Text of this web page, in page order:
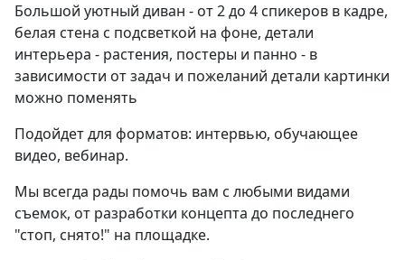
Большой уютный диван - от 2 до 4 спикеров в кадре,
белая стена с подсветкой на фоне, детали
интерьера - растения, постеры и панно - в
зависимости от задач и пожеланий детали картинки
можно поменять
Подойдет для форматов: интервью, обучающее
видео, вебинар.
Мы всегда рады помочь вам с любыми видами
съемок, от разработки концепта до последнего
"стоп, снято!" на площадке.